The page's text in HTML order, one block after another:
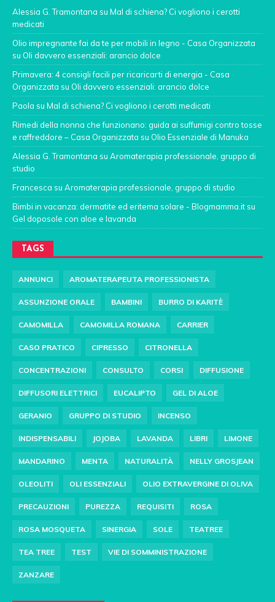
Alessia G. Tramontana su Mal di schiena? Ci vogliono i cerotti
medicati
Olio impregnante fai da te per mobili in legno - Casa Organizzata
su Oli davvero essenziali: arancio dolce
Primavera: 4 consigli facili per ricaricarti di energia - Casa
Organizzata su Oli davvero essenziali: arancio dolce
Paola su Mal di schiena? Ci vogliono i cerotti medicati
Rimedi della nonna che funzionano: guida ai suffumigi contro tosse
e raffreddore – Casa Organizzata su Olio Essenziale di Manuka
Alessia G. Tramontana su Aromaterapia professionale, gruppo di
studio
Francesca su Aromaterapia professionale, gruppo di studio
Bimbi in vacanza: dermatite ed eritema solare - Blogmamma.itsu
Gel doposole con aloe e lavanda
TAGS
ANNUNCI AROMATERAPEUTA PROFESSIONISTA
ASSUNZIONE ORALE BAMBINI BURRO DI KARITÈ
CAMOMILLA CAMOMILLA ROMANA CARRIER
CASO PRATICO CIPRESSO CITRONELLA
CONCENTRAZIONI CONSULTO CORSI DIFFUSIONE
DIFFUSORI ELETTRICI EUCALIPTO GEL DI ALOE
GERANIO GRUPPO DI STUDIO INCENSO
INDISPENSABILI JOJOBA LAVANDA LIBRI LIMONE
MANDARINO MENTA NATURALITÀ NELLY GROSJEAN
OLEOLITI OLI ESSENZIALI OLIO EXTRAVERGINE DI OLIVA
PRECAUZIONI PUREZZA REQUISITI ROSA
ROSA MOSQUETA SINERGIA SOLE TEATREE
TEA TREE TEST VIE DI SOMMINISTRAZIONE
ZANZARE